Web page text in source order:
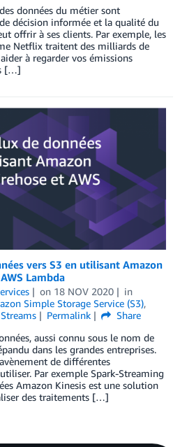
données du métier sont
décision informée et la qualité du
offrir à ses clients. Par exemple, les
Netflix traitent des milliards de
à regarder vos émissions
[…]
vers S3 en utilisant Amazon
Lambda
on 18 NOV 2020
in
Simple Storage Service (S3),
Permalink
Share
aussi connu sous le nom de
dans les grandes entreprises.
de différentes
Par exemple Spark-Streaming
Amazon Kinesis est une solution
des traitements […]